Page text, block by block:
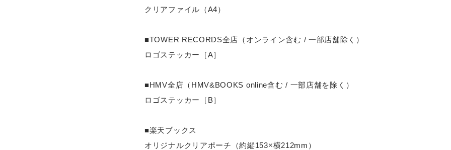
クリアファイル（A4）
■TOWER RECORDS全店（オンライン含む / 一部店舗除く）
ロゴステッカー［A］
■HMV全店（HMV&BOOKS online含む / 一部店舗を除く）
ロゴステッカー［B］
■楽天ブックス
オリジナルクリアポーチ（約縦153×横212mm）